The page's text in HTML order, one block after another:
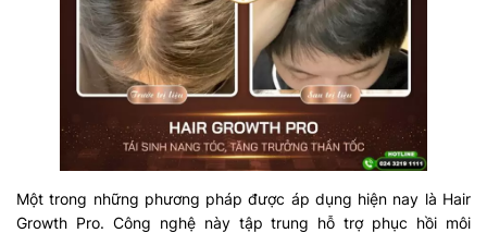
Một trong những phương pháp được áp dụng hiện nay là Hair
Growth Pro. Công nghệ này tập trung hỗ trợ phục hồi môi